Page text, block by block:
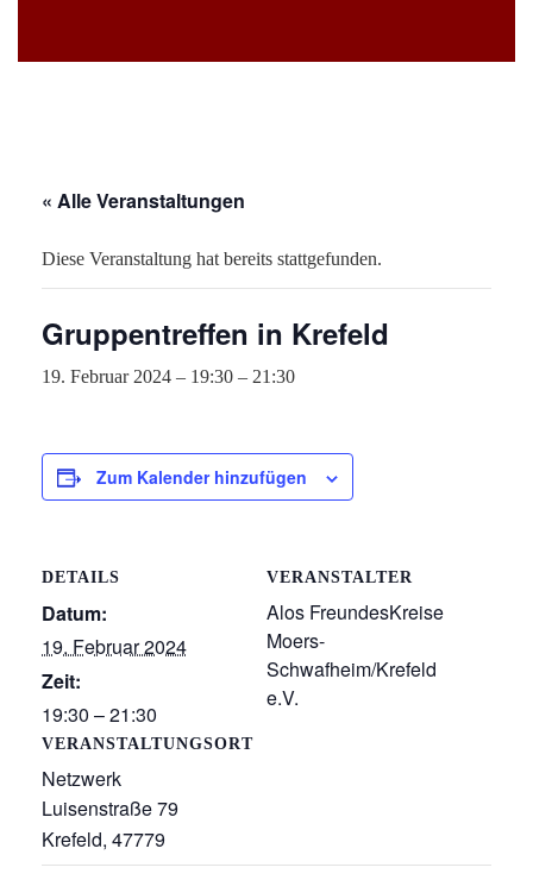
« Alle Veranstaltungen
Diese Veranstaltung hat bereits stattgefunden.
Gruppentreffen in Krefeld
19. Februar 2024 – 19:30 – 21:30
Zum Kalender hinzufügen
DETAILS
Datum:
19. Februar 2024
Zeit:
19:30 – 21:30
VERANSTALTUNGSORT
Netzwerk
Luisenstraße 79
Krefeld, 47779
VERANSTALTER
Alos FreundesKreise
Moers-
Schwafheim/Krefeld
e.V.